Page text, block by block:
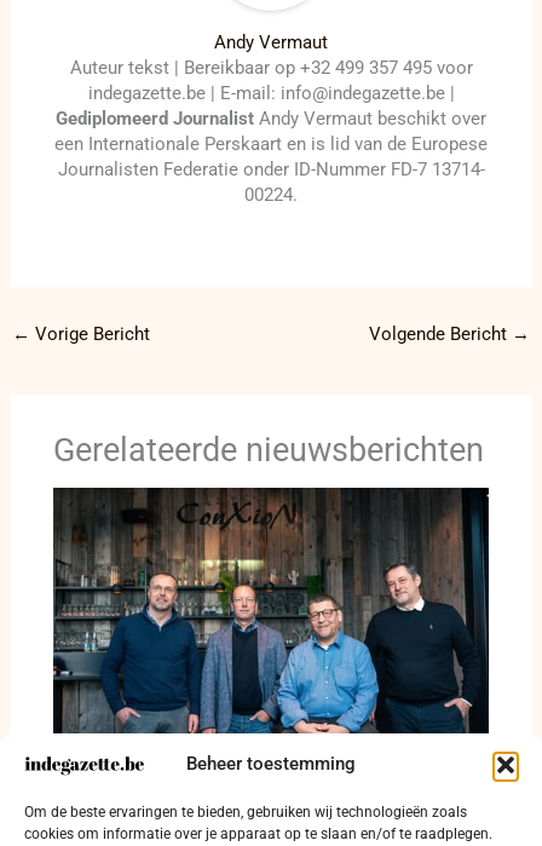
Beheer toestemming
Om de beste ervaringen te bieden, gebruiken wij technologieën zoals
cookies om informatie over je apparaat op te slaan en/of te raadplegen.
Andy Vermaut
Auteur tekst | Bereikbaar op +32 499 357 495 voor
indegazette.be | E-mail: info@indegazette.be |
Gediplomeerd Journalist Andy Vermaut beschikt over
een Internationale Perskaart en is lid van de Europese
Journalisten Federatie onder ID-Nummer FD-7 13714-
00224.
← Vorige Bericht Volgende Bericht →
Gerelateerde nieuwsberichten
Voormalig topman cyberveiligheid België
treedt aan bij ConXioN-Groep